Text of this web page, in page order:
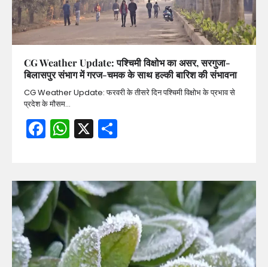
CG Weather Update: पश्चिमी विक्षोभ का असर, सरगुजा-
बिलासपुर संभाग में गरज-चमक के साथ हल्की बारिश की संभावना
CG Weather Update: फरवरी के तीसरे दिन पश्चिमी विक्षोभ के प्रभाव से
प्रदेश के मौसम…
Facebook
WhatsApp
X